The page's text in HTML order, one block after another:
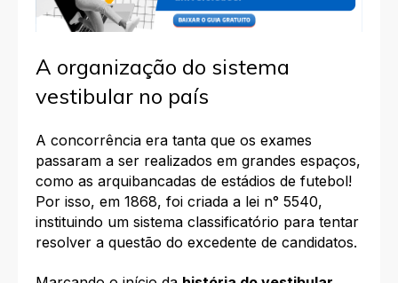
A organização do sistema
vestibular no país
A concorrência era tanta que os exames
passaram a ser realizados em grandes espaços,
como as arquibancadas de estádios de futebol!
Por isso, em 1868, foi criada a lei n° 5540,
instituindo um sistema classificatório para tentar
resolver a questão do excedente de candidatos.